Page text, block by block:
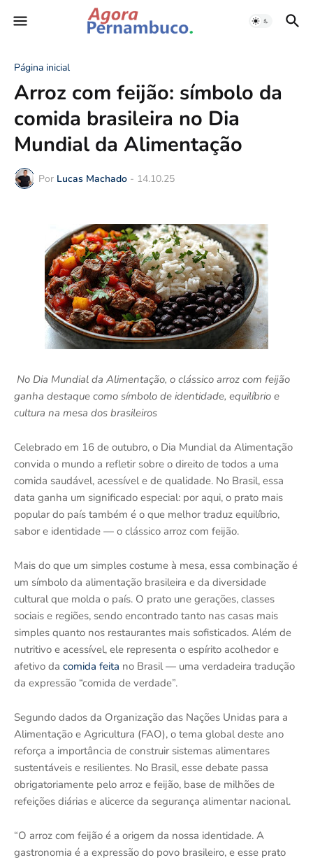
Página inicial
Arroz com feijão: símbolo da
comida brasileira no Dia
Mundial da Alimentação
Por Lucas Machado - 14.10.25
No Dia Mundial da Alimentação, o clássico arroz com feijão
ganha destaque como símbolo de identidade, equilíbrio e
cultura na mesa dos brasileiros
Celebrado em 16 de outubro, o Dia Mundial da Alimentação
convida o mundo a refletir sobre o direito de todos a uma
comida saudável, acessível e de qualidade. No Brasil, essa
data ganha um significado especial: por aqui, o prato mais
popular do país também é o que melhor traduz equilíbrio,
sabor e identidade — o clássico arroz com feijão.
Mais do que um simples costume à mesa, essa combinação é
um símbolo da alimentação brasileira e da diversidade
cultural que molda o país. O prato une gerações, classes
sociais e regiões, sendo encontrado tanto nas casas mais
simples quanto nos restaurantes mais sofisticados. Além de
nutritivo e acessível, ele representa o espírito acolhedor e
afetivo da comida feita no Brasil — uma verdadeira tradução
da expressão “comida de verdade”.
Segundo dados da Organização das Nações Unidas para a
Alimentação e Agricultura (FAO), o tema global deste ano
reforça a importância de construir sistemas alimentares
sustentáveis e resilientes. No Brasil, esse debate passa
obrigatoriamente pelo arroz e feijão, base de milhões de
refeições diárias e alicerce da segurança alimentar nacional.
“O arroz com feijão é a origem da nossa identidade. A
gastronomia é a expressão do povo brasileiro, e esse prato